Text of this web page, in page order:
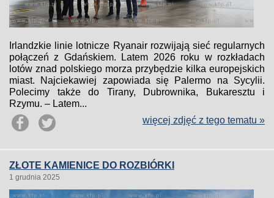
Irlandzkie linie lotnicze Ryanair rozwijają sieć regularnych
połączeń z Gdańskiem. Latem 2026 roku w rozkładach
lotów znad polskiego morza przybędzie kilka europejskich
miast. Najciekawiej zapowiada się Palermo na Sycylii.
Polecimy także do Tirany, Dubrownika, Bukaresztu i
Rzymu. – Latem...
więcej zdjęć z tego tematu »
ZŁOTE KAMIENICE DO ROZBIÓRKI
1 grudnia 2025